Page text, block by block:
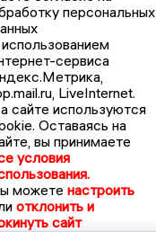
персональных
сервиса
LiveInternet.
сайте используются
Оставаясь на
вы принимаете
условия
можете настроить
отклонить и
сайт